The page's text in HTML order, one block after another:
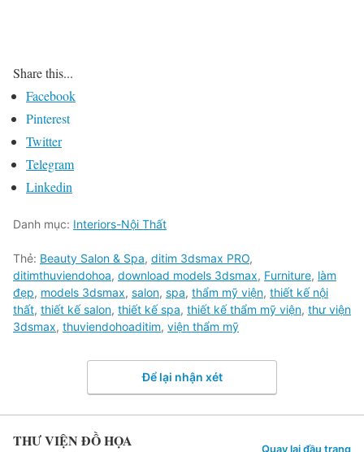
Share this...
Facebook
Pinterest
Twitter
Telegram
Linkedin
Danh mục: Interiors-Nội Thất
Thẻ: Beauty Salon & Spa, ditim 3dsmax PRO,
ditimthuviendohoa, download models 3dsmax, Furniture, làm
đẹp, models 3dsmax, salon, spa, thẩm mỹ viện, thiết kế nội
thất, thiết kế salon, thiết kế spa, thiết kế thẩm mỹ viện, thư viện
3dsmax, thuviendohoaditim, viện thẩm mỹ
Để lại nhận xét
THƯ VIỆN ĐỒ HỌA Quay lại đầu trang